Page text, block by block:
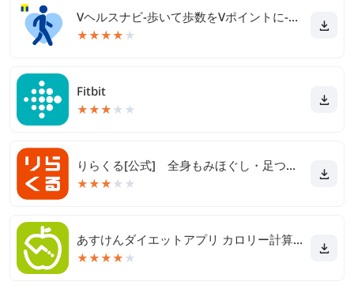
Vヘルスナビ-歩いて歩数をVポイントに-歩く移動・歩くポイ活
★★★★ ★
Fitbit
★★★ ★ ★
りらくる[公式] 全身もみほぐし・足つぼ＆フットケア
★★★ ★ ★
あすけんダイエットアプリ カロリー計算や食事記録でダイエット
★★★★ ★